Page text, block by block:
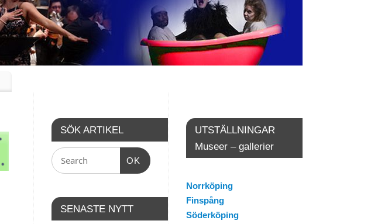
UTSTÄLLNINGAR
Museer – gallerier
Norrköping
Finspång
Söderköping
SÖK ARTIKEL
OK
SENASTE NYTT